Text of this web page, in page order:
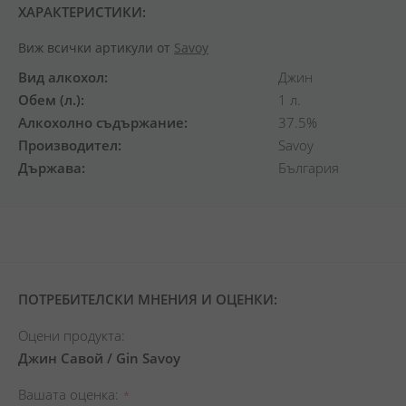
ХАРАКТЕРИСТИКИ:
Виж всички артикули от Savoy
Вид алкохол
Джин
Обем (л.)
1 л.
Алкохолно съдържание
37.5%
Производител
Savoy
Държава
България
ПОТРЕБИТЕЛСКИ МНЕНИЯ И ОЦЕНКИ:
Оцени продукта:
Джин Савой / Gin Savoy
Вашата оценка